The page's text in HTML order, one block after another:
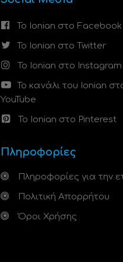
Το Ionian στο Facebook
Το Ionian στο Twitter
Το Ionian στο Instagram
Το κανάλι του Ionian
YouTube
Το Ionian στο Pinterest
Πληροφορίες
Πληροφορίες για την
Πολιτική Απορρήτου
Όροι Χρήσης